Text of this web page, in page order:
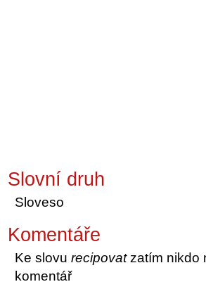
Slovní druh
Sloveso
Komentáře
Ke slovurecipovatzatím nikdo
komentář